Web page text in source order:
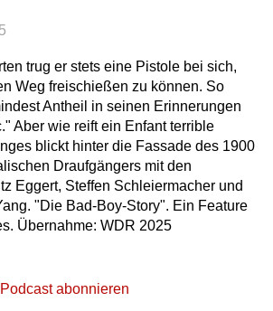
trug er stets eine Pistole bei sich,
Weg freischießen zu können. So
Antheil in seinen Erinnerungen
Aber wie reift ein Enfant terrible
blickt hinter die Fassade des 1900
Draufgängers mit den
Eggert, Steffen Schleiermacher und
"Die Bad-Boy-Story". Ein Feature
Übernahme: WDR 2025
abonnieren